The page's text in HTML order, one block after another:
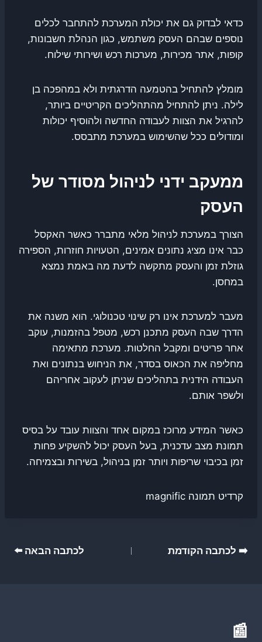
כדאי לבדוק גם את יכולת המערכת להתחבר לכלים
נוספים שבהם העסק משתמש, כגון הנהלת חשבונות,
קופות, אתר מכירות, מערכות רכש ושירותי שילוח.
מומלץ להתחיל בהטמעה הדרגתית ולא במהפכה בן
לילה. ניתן להתחיל מהתהליכים הקריטיים ביותר,
להרגיל את הצוות לעבודה החדשה ולהוסיף יכולות
ומודולים ככל שהשימוש במערכת מתבסס.
ממעקב ידני לניהול מסודר של
העסק
הצורך במערכת לניהול מלאי מתברר כאשר האקסל
כבר אינו מציג נתונים אמינים, הטעויות חוזרות, הספירה
גוזלת זמן והעסק מתקשה לדעת מה באמת נמצא
במחסן.
מעבר למערכת אינו רק שינוי טכנולוגי. הוא משנה את
הדרך שבה העסק מתכנן רכש, מטפל בהזמנות, עוקב
אחר פריטים ומקבל החלטות. מערכת מתאימה
מחליפה את הכאוס בסדר, את הניחוש בנתונים ואת
העבודה הידנית בתהליכים שניתן לעקוב אחריהם
ולשפר אותם.
כאשר המידע מרוכז במקום אחד והצוות עובד על בסיס
תמונת מצב עדכנית, בעל העסק יכול להשקיע פחות
זמן בכיבוי שריפות ויותר זמן בניהול, בשירות ובצמיחה.
קרדיט תמונה magnific
ניווט
➡️ לכתבה הקודמת לכתבה הבאה ⬅️
📰